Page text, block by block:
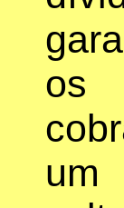
os
um